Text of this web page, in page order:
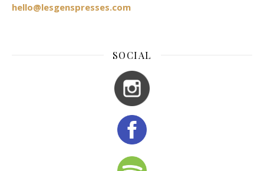
hello@lesgenspresses.com
SOCIAL